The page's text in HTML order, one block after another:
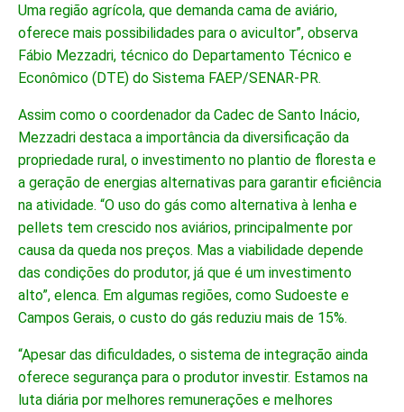
Uma região agrícola, que demanda cama de aviário,
oferece mais possibilidades para o avicultor”, observa
Fábio Mezzadri, técnico do Departamento Técnico e
Econômico (DTE) do Sistema FAEP/SENAR-PR.
Assim como o coordenador da Cadec de Santo Inácio,
Mezzadri destaca a importância da diversificação da
propriedade rural, o investimento no plantio de floresta e
a geração de energias alternativas para garantir eficiência
na atividade. “O uso do gás como alternativa à lenha e
pellets tem crescido nos aviários, principalmente por
causa da queda nos preços. Mas a viabilidade depende
das condições do produtor, já que é um investimento
alto”, elenca. Em algumas regiões, como Sudoeste e
Campos Gerais, o custo do gás reduziu mais de 15%.
“Apesar das dificuldades, o sistema de integração ainda
oferece segurança para o produtor investir. Estamos na
luta diária por melhores remunerações e melhores